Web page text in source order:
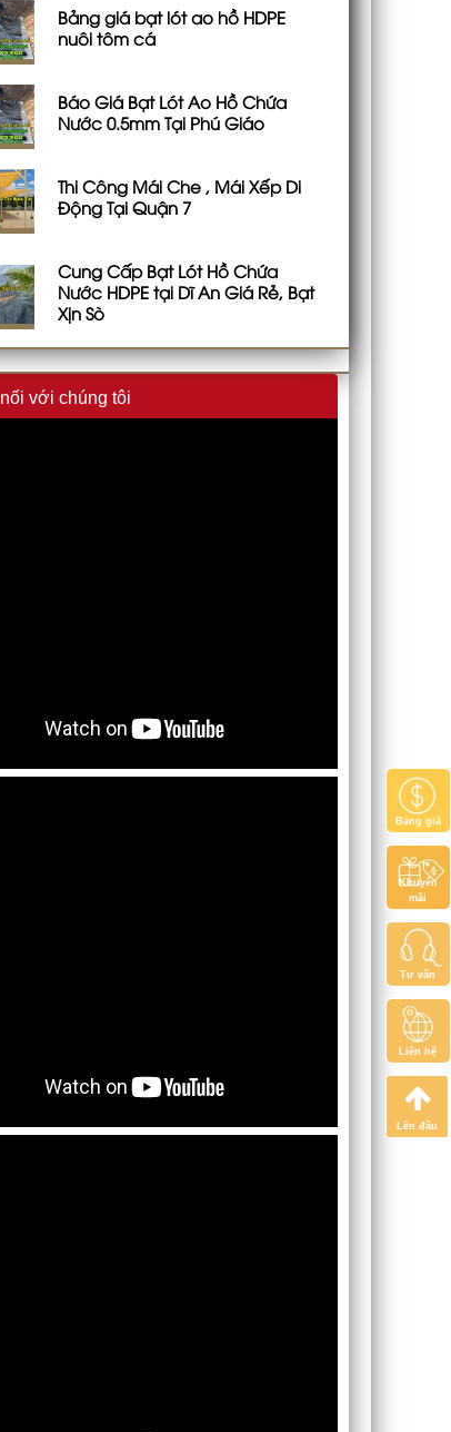
Bảng giá bạt lót ao hồ HDPE
nuôi tôm cá
Báo Giá Bạt Lót Ao Hồ Chứa
Nước 0.5mm Tại Phú Giáo
Thi Công Mái Che , Mái Xếp Di
Động Tại Quận 7
Cung Cấp Bạt Lót Hồ Chứa
Nước HDPE tại Dĩ An Giá Rẻ, Bạt
Xịn Sò
với chúng tôi
Bảng giá
Khuyến
mãi
Tư vấn
Liên hệ
Lên đầu